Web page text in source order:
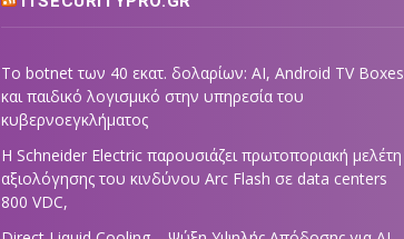
Το botnet των 40 εκατ. δολαρίων: AI, Android TV Boxes
και παιδικό λογισμικό στην υπηρεσία του
κυβερνοεγκλήματος
Η Schneider Electric παρουσιάζει πρωτοποριακή μελέτη
αξιολόγησης του κινδύνου Arc Flash σε data centers
800 VDC,